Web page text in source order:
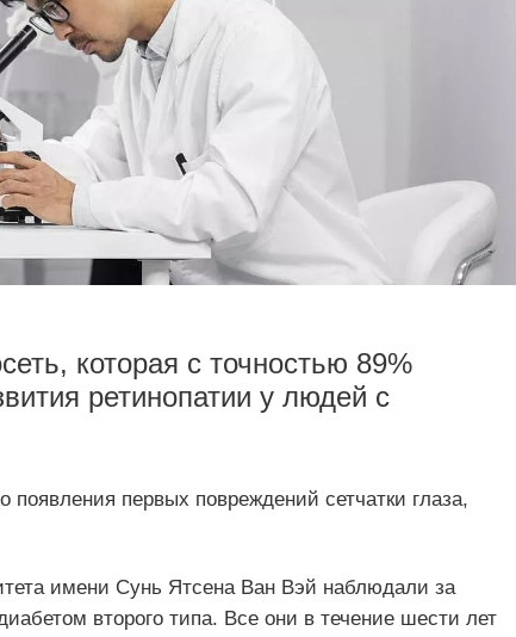
которая с точностью 89%
ретинопатии у людей с
первых повреждений сетчатки глаза,
имени Сунь Ятсена Ван Вэй наблюдали за
второго типа. Все они в течение шести лет